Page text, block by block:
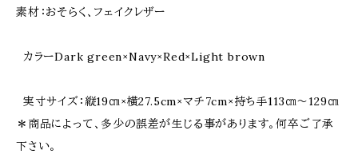
素材：おそらく、フェイクレザー
カラーDark green×Navy×Red×Light brown
実寸サイズ：縦19㎝×横27.5cm×マチ7cm×持ち手113㎝～129㎝
＊商品によって、多少の誤差が生じる事があります。何卒ご了承
下さい。